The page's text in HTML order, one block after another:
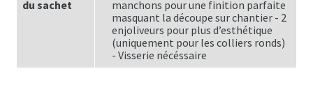
du sachet
manchons pour une finition parfaite
masquant la découpe sur chantier - 2
enjoliveurs pour plus d’esthétique
(uniquement pour les colliers ronds)
- Visserie nécéssaire